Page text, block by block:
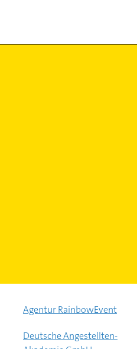
Agentur RainbowEvent
Deutsche Angestellten-